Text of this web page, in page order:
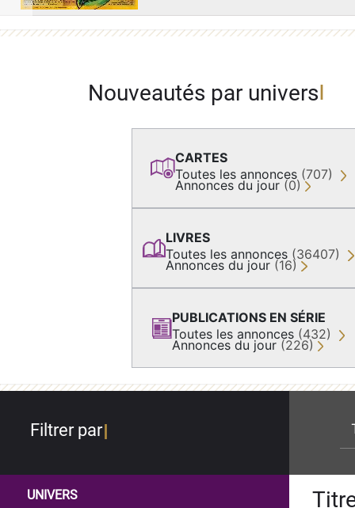
Nouveautés par univers
CARTES
Toutes les annonces (707)
Annonces du jour (0)
LIVRES
Toutes les annonces (36407)
Annonces du jour (16)
PUBLICATIONS EN SÉRIE
Toutes les annonces (432)
Annonces du jour (226)
Filtrer par
UNIVERS